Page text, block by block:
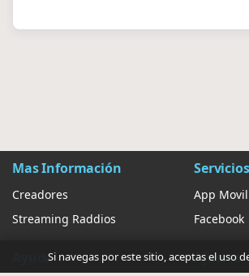
Mas Información
Creadores
Streaming Raddios
Servicios
App Movil
Facebook
Ayuda Ajustes
Si navegas por este sitio, aceptas el uso